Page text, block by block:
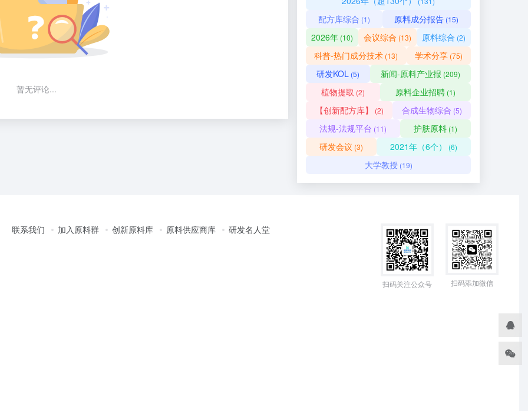
暂无评论...
配方库综合 (1) 原料成分报告 (15)
2026年 (10) 会议综合 (13) 原料综合 (2)
科普-热门成分技术 (13) 学术分享(75)
研发KOL (5) 新闻-原料产业报 (209)
植物提取 (2) 原料企业招聘 (1)
【创新配方库】 (2) 合成生物综合 (5)
法规-法规平台 (11) 护肤原料 (1)
研发会议 (3) 2021年（6个） (6)
大学教授(19)
联系我们 加入原料群 创新原料库 原料供应商库 研发名人堂
扫码关注公众号 扫码添加微信